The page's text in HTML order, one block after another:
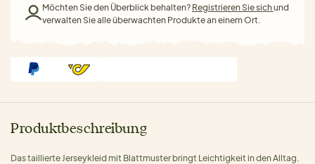
Möchten Sie den Überblick behalten? Registrieren Sie sichund
verwalten Sie alle überwachten Produkte an einem Ort.
Produktbeschreibung
Das taillierte Jerseykleid mit Blattmuster bringt Leichtigkeit in den Alltag.